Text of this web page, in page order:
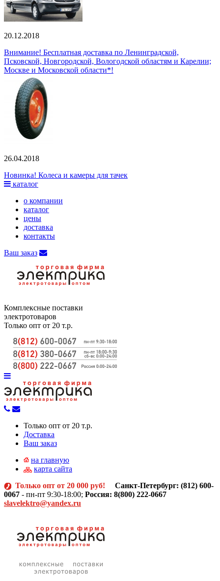
20.12.2018
Внимание! Бесплатная доставка по Ленинградской,
Псковской, Новгородской, Вологодской областям и Карелии;
Москве и Московской области*!
26.04.2018
Новинка! Колеса и камеры для тачек
каталог
о компании
каталог
цены
доставка
контакты
Ваш заказ
Комплексные поставки
электротоваров
Только опт от 20 т.р.
Только опт от 20 т.р.
Доставка
Ваш заказ
на главную
карта сайта
Только опт от 20 000 руб! Санкт-Петербург: (812) 600-
0067 - пн-пт 9:30-18:00; Россия: 8(800) 222-0667
slavelektro@yandex.ru